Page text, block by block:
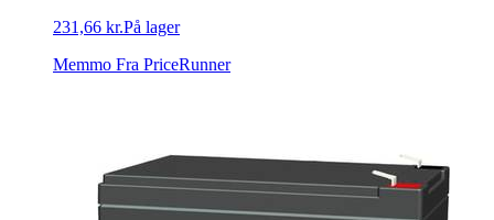
231,66 kr.På lager
Memmo Fra PriceRunner